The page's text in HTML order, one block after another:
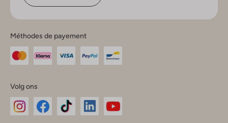
Méthodes de payement
Volg ons